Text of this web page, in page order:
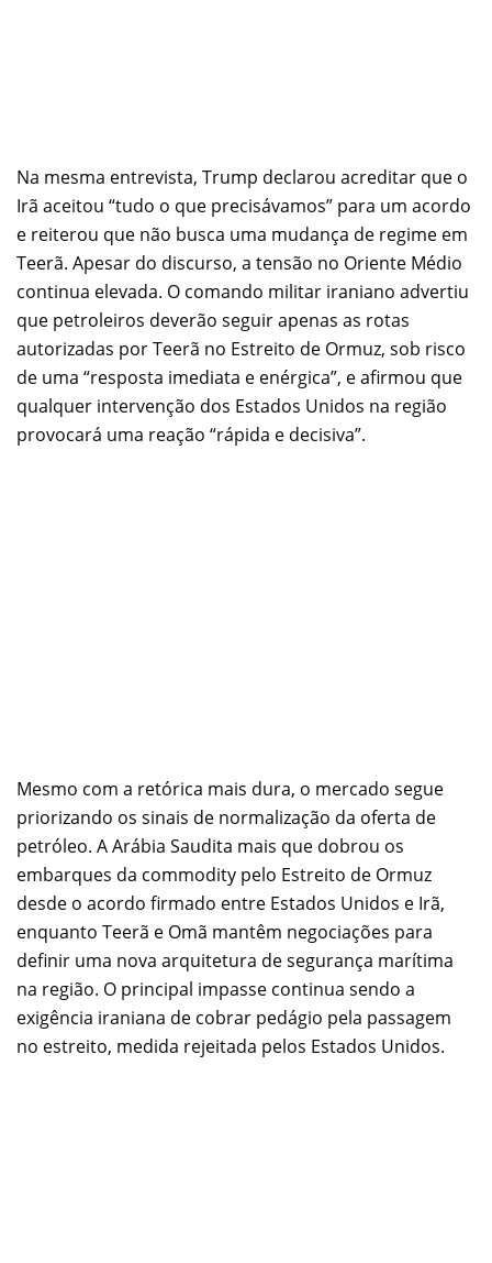
Na mesma entrevista, Trump declarou acreditar que o
Irã aceitou “tudo o que precisávamos” para um acordo
e reiterou que não busca uma mudança de regime em
Teerã. Apesar do discurso, a tensão no Oriente Médio
continua elevada. O comando militar iraniano advertiu
que petroleiros deverão seguir apenas as rotas
autorizadas por Teerã no Estreito de Ormuz, sob risco
de uma “resposta imediata e enérgica”, e afirmou que
qualquer intervenção dos Estados Unidos na região
provocará uma reação “rápida e decisiva”.
Mesmo com a retórica mais dura, o mercado segue
priorizando os sinais de normalização da oferta de
petróleo. A Arábia Saudita mais que dobrou os
embarques da commodity pelo Estreito de Ormuz
desde o acordo firmado entre Estados Unidos e Irã,
enquanto Teerã e Omã mantêm negociações para
definir uma nova arquitetura de segurança marítima
na região. O principal impasse continua sendo a
exigência iraniana de cobrar pedágio pela passagem
no estreito, medida rejeitada pelos Estados Unidos.